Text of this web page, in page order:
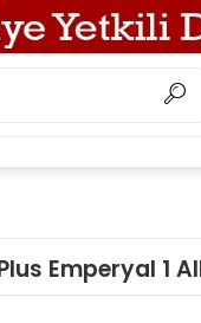
Emperyal 1